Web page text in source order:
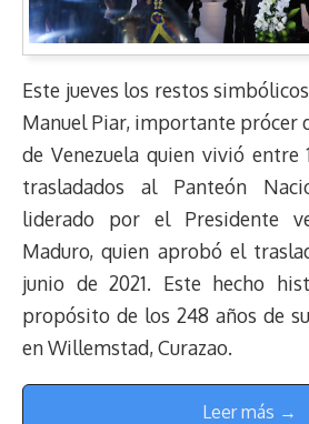
Este jueves los restos
Manuel Piar, importante prócer
de Venezuela quien vivió entre
trasladados al Panteón
liderado por el Presidente
Maduro, quien aprobó el
junio de 2021. Este hecho
propósito de los 248 años de
en Willemstad, Curazao.
Leer más →